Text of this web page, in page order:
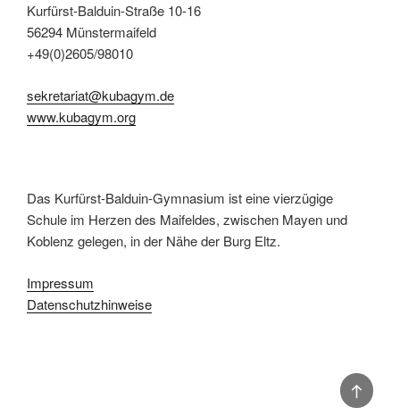
Back
to
Kurfürst-Balduin-Straße 10-16
56294 Münstermaifeld
+49(0)2605/98010
sekretariat@kubagym.de
www.kubagym.org
Das Kurfürst-Balduin-Gymnasium ist eine vierzügige
Schule im Herzen des Maifeldes, zwischen Mayen und
Koblenz gelegen, in der Nähe der Burg Eltz.
Impressum
Datenschutzhinweise